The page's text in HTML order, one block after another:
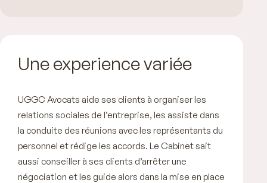
Une experience variée
UGGC Avocats aide ses clients à organiser les
relations sociales de l’entreprise, les assiste dans
la conduite des réunions avec les représentants du
personnel et rédige les accords. Le Cabinet sait
aussi conseiller à ses clients d’arrêter une
négociation et les guide alors dans la mise en place